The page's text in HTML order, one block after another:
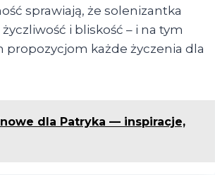
sprawiają, że solenizantka
i bliskość – i na tym
każde życzenia dla
dla Patryka — inspiracje,